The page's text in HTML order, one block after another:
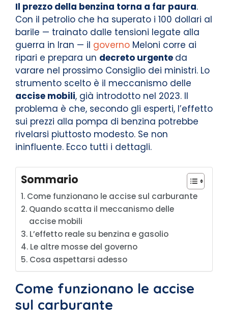
Il prezzo della benzina torna a far paura.
Con il petrolio che ha superato i 100 dollari al
barile — trainato dalle tensioni legate alla
guerra in Iran — il governo Meloni corre ai
ripari e prepara un decreto urgente da
varare nel prossimo Consiglio dei ministri. Lo
strumento scelto è il meccanismo delle
accise mobili, già introdotto nel 2023. Il
problema è che, secondo gli esperti, l’effetto
sui prezzi alla pompa di benzina potrebbe
rivelarsi piuttosto modesto. Se non
ininfluente. Ecco tutti i dettagli.
Sommario
Come funzionano le accise sul carburante
Quando scatta il meccanismo delle
accise mobili
L’effetto reale su benzina e gasolio
Le altre mosse del governo
Cosa aspettarsi adesso
Come funzionano le accise
sul carburante